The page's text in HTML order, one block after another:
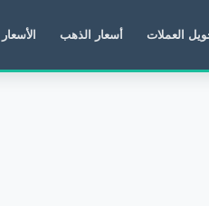
العملات أسعار الذهب